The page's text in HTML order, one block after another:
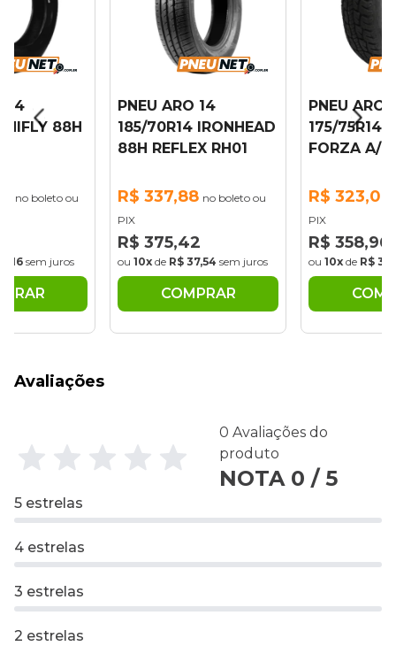
14
HIFLY 88H
no boleto ou
sem juros
PNEU ARO 14
185/70R14 IRONHEAD
88H REFLEX RH01
R$ 337,88 no boleto ou
PIX
R$ 375,42
ou 10x de R$ 37,54 sem juros
COMPRAR
PNEU ARO
175/75R14
FORZA A/T
R$ 323,06
PIX
R$ 358,96
ou 10x de R$
Avaliações
0 Avaliações do
produto
NOTA 0 / 5
5 estrelas
4 estrelas
3 estrelas
2 estrelas